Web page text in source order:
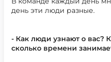
день эти люди разные.
- Как люди узнают о вас?
сколько времени